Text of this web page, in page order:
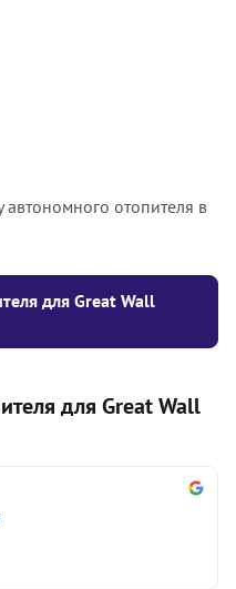
отопителя в
для Great Wall
для Great Wall